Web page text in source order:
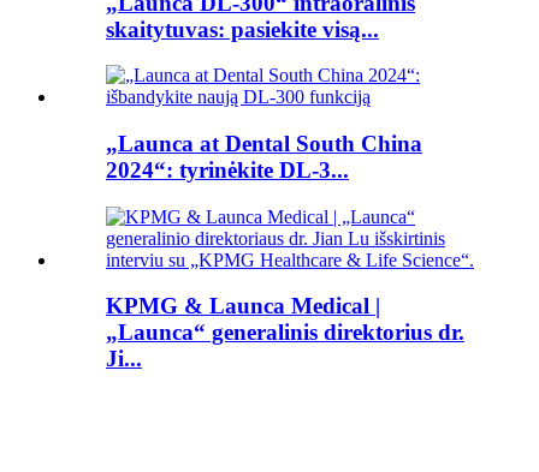
skaitytuvas: pasiekite visą...
„Launca at Dental South China
2024“: tyrinėkite DL-3...
KPMG & Launca Medical |
„Launca“ generalinis direktorius dr.
Ji...